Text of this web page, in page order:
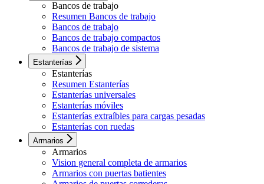
Bancos de trabajo
Resumen Bancos de trabajo
Bancos de trabajo
Bancos de trabajo compactos
Bancos de trabajo de sistema
Estanterías
Estanterías
Resumen Estanterías
Estanterías universales
Estanterías móviles
Estanterías extraíbles para cargas pesadas
Estanterías con ruedas
Armarios
Armarios
Vision general completa de armarios
Armarios con puertas batientes